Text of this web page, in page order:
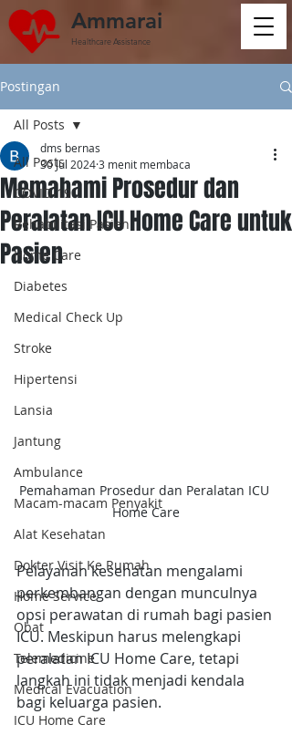
Ammarai
Healthcare Assistance
Postingan
All Posts
COVID-19
Rehabilitasi Pasien
Home Care
Diabetes
Medical Check Up
Stroke
Hipertensi
Lansia
Jantung
Ambulance
Macam-macam Penyakit
Alat Kesehatan
Dokter Visit Ke Rumah
Home Service
Obat
Telemedicine
Medical Evacuation
ICU Home Care
All Posts
Memahami Prosedur dan
Peralatan ICU Home Care untuk
Pasien
dms bernas
30 Jul 20243 menit membaca
Pemahaman Prosedur dan Peralatan ICU
Home Care
Pelayanan kesehatan mengalami
perkembangan dengan munculnya
opsi perawatan di rumah bagi pasien
ICU. Meskipun harus melengkapi
peralatan ICU Home Care, tetapi
langkah ini tidak menjadi kendala
bagi keluarga pasien.